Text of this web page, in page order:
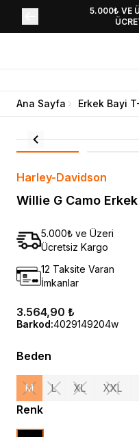
5.000₺ VE
YENİ SEZON
Ana Sayfa Erkek Bayi
Harley-Davidson
Willie G Camo
5.000₺ ve Üzeri
Ücretsiz Kargo
12 Taksite Varan
İmkanlar
3.564,90 ₺
Barkod:4029149204w
Beden
M L XL XXL
Renk